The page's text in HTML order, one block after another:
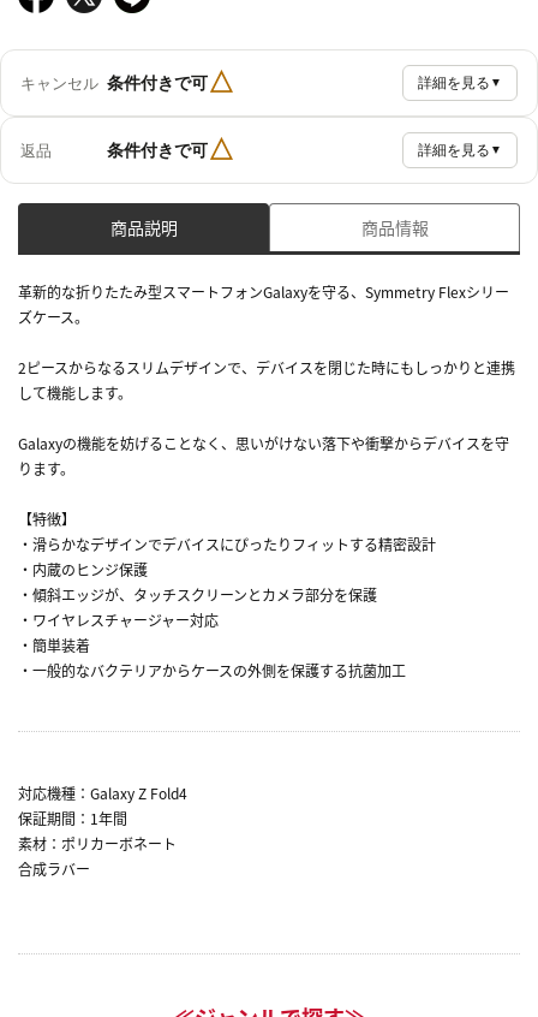
キャンセル 条件付きで可△ 詳細を見る ▼
返品 条件付きで可△ 詳細を見る ▼
商品説明 商品情報
革新的な折りたたみ型スマートフォンGalaxyを守る、Symmetry Flexシリー
ズケース。
2ピースからなるスリムデザインで、デバイスを閉じた時にもしっかりと連携
して機能します。
Galaxyの機能を妨げることなく、思いがけない落下や衝撃からデバイスを守
ります。
【特徴】
・滑らかなデザインでデバイスにぴったりフィットする精密設計
・内蔵のヒンジ保護
・傾斜エッジが、タッチスクリーンとカメラ部分を保護
・ワイヤレスチャージャー対応
・簡単装着
・一般的なバクテリアからケースの外側を保護する抗菌加工
対応機種：Galaxy Z Fold4
保証期間：1年間
素材：ポリカーボネート
合成ラバー